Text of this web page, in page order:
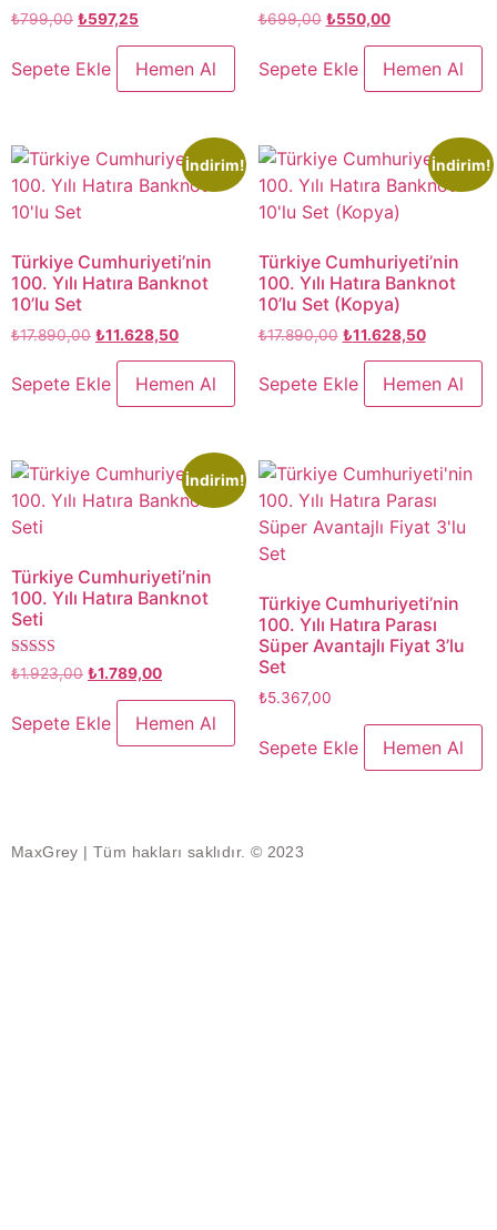
₺799,00 ₺597,25
Sepete Ekle Hemen Al
₺699,00 ₺550,00
Sepete Ekle Hemen Al
İndirim!
Türkiye Cumhuriyeti’nin
100. Yılı Hatıra Banknot
10’lu Set
₺17.890,00 ₺11.628,50
Sepete Ekle Hemen Al
İndirim!
Türkiye Cumhuriyeti’nin
100. Yılı Hatıra Banknot
10’lu Set (Kopya)
₺17.890,00 ₺11.628,50
Sepete Ekle Hemen Al
İndirim!
Türkiye Cumhuriyeti’nin
100. Yılı Hatıra Banknot
Seti
5 üzerinden
5.00
₺1.923,00 ₺1.789,00
Sepete Ekle Hemen Al
Türkiye Cumhuriyeti’nin
100. Yılı Hatıra Parası
Süper Avantajlı Fiyat 3’lu
Set
₺5.367,00
Sepete Ekle Hemen Al
MaxGrey | Tüm hakları saklıdır. © 2023